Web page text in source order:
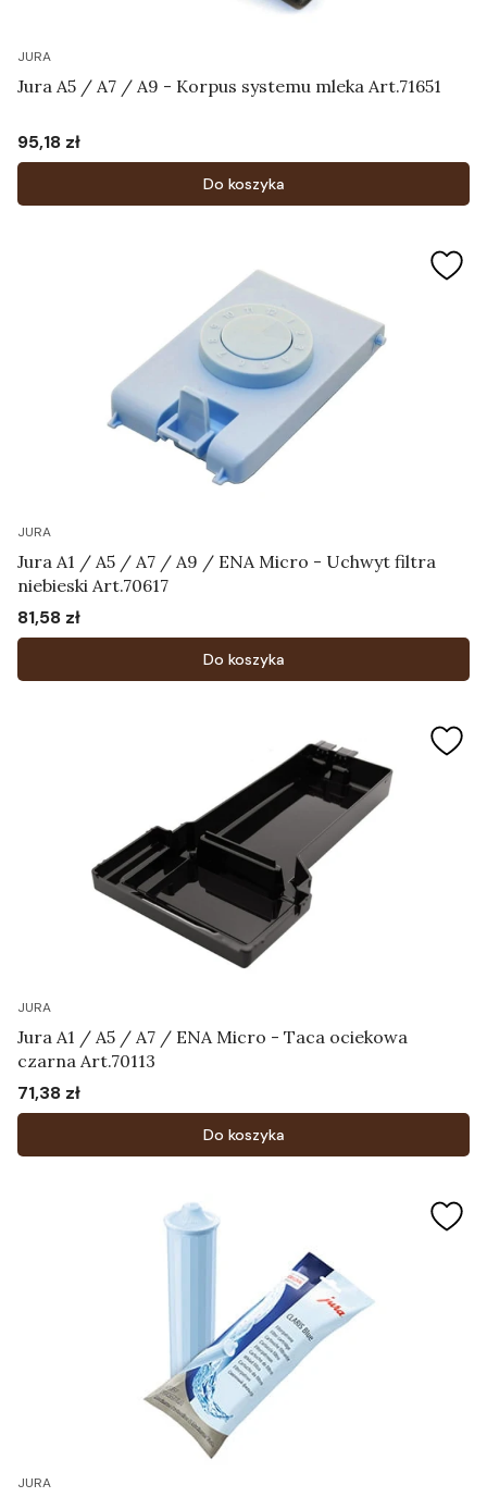
JURA
Jura A5 / A7 / A9 - Korpus systemu mleka Art.71651
Cena
95,18 zł
Do koszyka
JURA
Jura A1 / A5 / A7 / A9 / ENA Micro - Uchwyt filtra
niebieski Art.70617
Cena
81,58 zł
Do koszyka
JURA
Jura A1 / A5 / A7 / ENA Micro - Taca ociekowa
czarna Art.70113
Cena
71,38 zł
Do koszyka
JURA